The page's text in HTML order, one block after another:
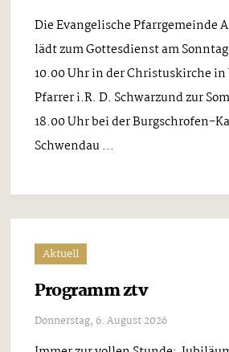
Die Evangelische Pfarrgemeinde
lädt zum Gottesdienst am
10.00 Uhr in der Christuskirche
Pfarrer i.R. D. Schwarzund zur
18.00 Uhr bei der Burgschrofen-
Schwendau ...
Aktuell
Programm ztv
Donnerstag, 6. August 2026